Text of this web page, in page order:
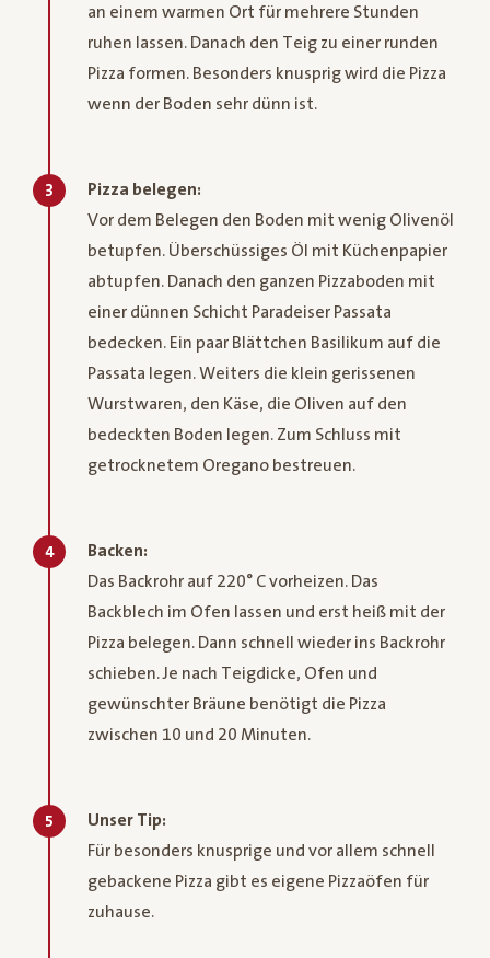
an einem warmen Ort für mehrere Stunden
ruhen lassen. Danach den Teig zu einer runden
Pizza formen. Besonders knusprig wird die Pizza
wenn der Boden sehr dünn ist.
3
Pizza belegen:
Vor dem Belegen den Boden mit wenig Olivenöl
betupfen. Überschüssiges Öl mit Küchenpapier
abtupfen. Danach den ganzen Pizzaboden mit
einer dünnen Schicht Paradeiser Passata
bedecken. Ein paar Blättchen Basilikum auf die
Passata legen. Weiters die klein gerissenen
Wurstwaren, den Käse, die Oliven auf den
bedeckten Boden legen. Zum Schluss mit
getrocknetem Oregano bestreuen.
4
Backen:
Das Backrohr auf 220° C vorheizen. Das
Backblech im Ofen lassen und erst heiß mit der
Pizza belegen. Dann schnell wieder ins Backrohr
schieben. Je nach Teigdicke, Ofen und
gewünschter Bräune benötigt die Pizza
zwischen 10 und 20 Minuten.
5
Unser Tip:
Für besonders knusprige und vor allem schnell
gebackene Pizza gibt es eigene Pizzaöfen für
zuhause.